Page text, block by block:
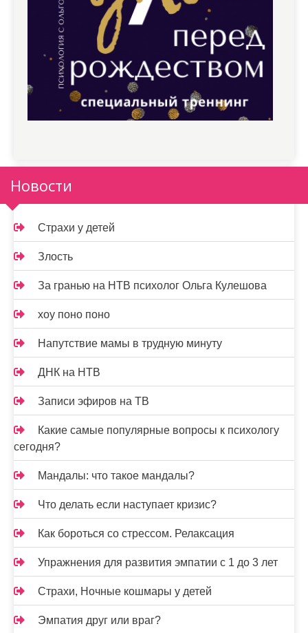
Новости
Страхи у детей
Злость
За гранью на НТВ психолог Ольга Кулешова
хоу поно поно
Напутствие мамы в трудную минуту
ДНК на НТВ
Записи эфиров на ТВ
Какие самые популярные вопросы к психологу
сегодня?
Мандалы: что такое мандалы?
Что делать если наступает кризис?
Как бороться со стрессом. Релаксация
Упражнения для развития эмпатии с 1 до 3 лет
Страхи, Ночные кошмары у детей
Эмпатия друг или враг?